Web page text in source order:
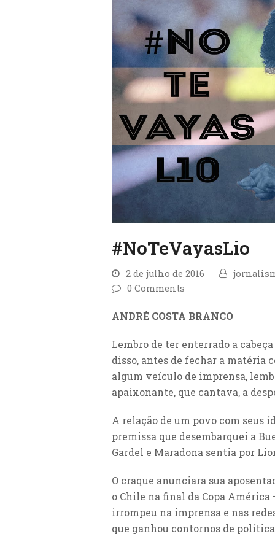
#NoTeVayasLio
2 de julho de 2016
0 Comments
ANDRÉ COSTA BRANCO
Lembro de ter enterrado a
disso, antes de fechar a matéria
algum veículo de imprensa,
apaixonante, que cantava, a
A relação de um povo com seus
premissa que desembarquei a
Gardel e Maradona sentia por
O craque anunciara sua
o Chile na final da Copa
irrompeu na imprensa e nas
que ganhou contornos de